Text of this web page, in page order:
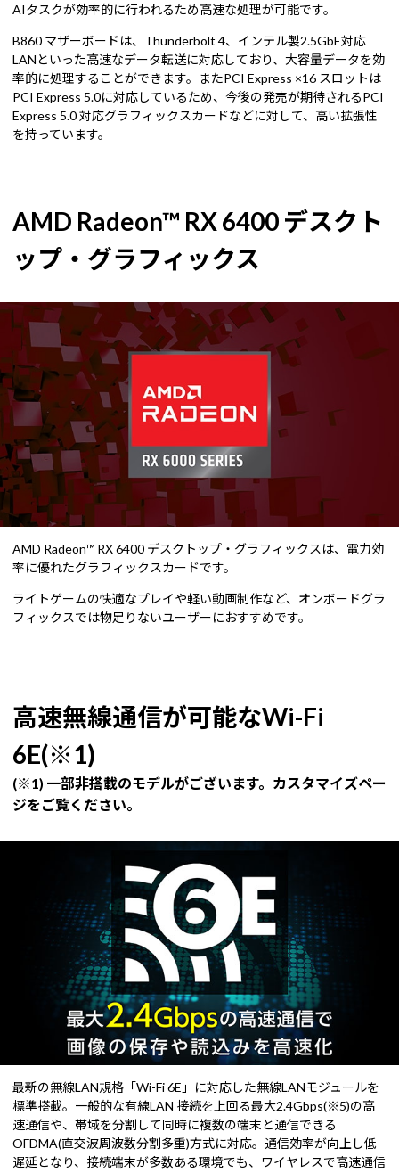
AIタスクが効率的に行われるため高速な処理が可能です。
B860 マザーボードは、Thunderbolt 4、インテル製2.5GbE対応
LANといった高速なデータ転送に対応しており、大容量データを効
率的に処理することができます。またPCI Express ×16 スロットは
PCI Express 5.0に対応しているため、今後の発売が期待されるPCI
Express 5.0 対応グラフィックスカードなどに対して、高い拡張性
を持っています。
AMD Radeon™ RX 6400 デスクト
ップ・グラフィックス
AMD Radeon™ RX 6400 デスクトップ・グラフィックスは、電力効
率に優れたグラフィックスカードです。
ライトゲームの快適なプレイや軽い動画制作など、オンボードグラ
フィックスでは物足りないユーザーにおすすめです。
高速無線通信が可能なWi-Fi
6E(※1)
(※1) 一部非搭載のモデルがございます。カスタマイズペー
ジをご覧ください。
最新の無線LAN規格「Wi-Fi 6E」に対応した無線LANモジュールを
標準搭載。一般的な有線LAN 接続を上回る最大2.4Gbps(※5)の高
速通信や、帯域を分割して同時に複数の端末と通信できる
OFDMA(直交波周波数分割多重)方式に対応。通信効率が向上し低
遅延となり、接続端末が多数ある環境でも、ワイヤレスで高速通信